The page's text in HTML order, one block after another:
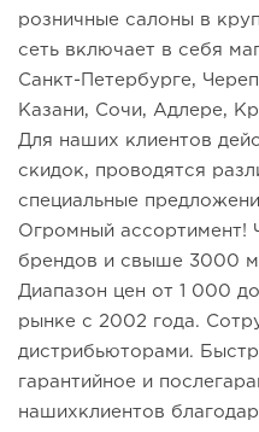
розничные салоны в
сеть включает в себя
Санкт-Петербурге,
Казани, Сочи, Адлере,
Для наших клиентов
скидок, проводятся
специальные
Огромный ассортимент!
брендов и свыше 3000
Диапазон цен от 1 000
рынке с 2002 года.
дистрибьюторами.
гарантийное и
нашихклиентов